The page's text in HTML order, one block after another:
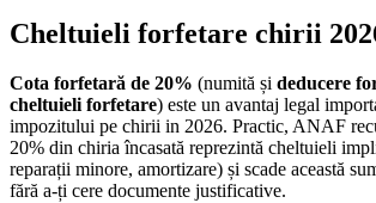
Cheltuieli forfetare chirii
Cota forfetară de 20% (numită și deducere
cheltuieli forfetare) este un avantaj legal
impozitului pe chirii in 2026. Practic, ANAF
20% din chiria încasată reprezintă cheltuieli
reparații minore, amortizare) și scade această
fără a-ți cere documente justificative.